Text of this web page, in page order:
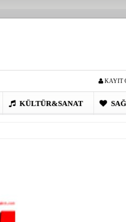
KAYIT
KÜLTÜR&SANAT